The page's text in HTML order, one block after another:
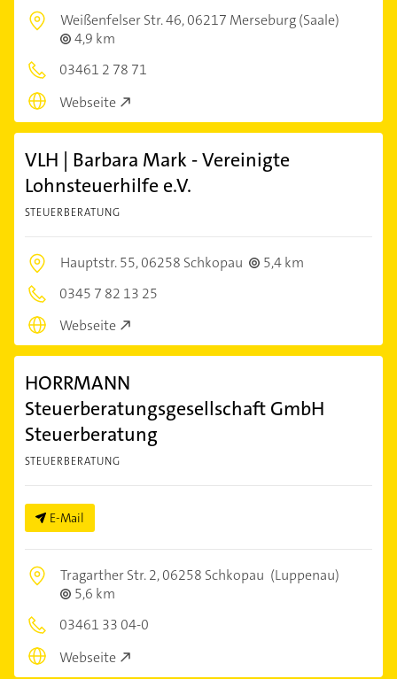
Weißenfelser Str. 46,06217 Merseburg (Saale)
4,9 km
03461 2 78 71
Webseite
VLH | Barbara Mark - Vereinigte
Lohnsteuerhilfe e.V.
STEUERBERATUNG
Hauptstr. 55,06258 Schkopau
5,4 km
0345 7 82 13 25
Webseite
HORRMANN
Steuerberatungsgesellschaft GmbH
Steuerberatung
STEUERBERATUNG
E-Mail
Tragarther Str. 2,06258 Schkopau (Luppenau)
5,6 km
03461 33 04-0
Webseite